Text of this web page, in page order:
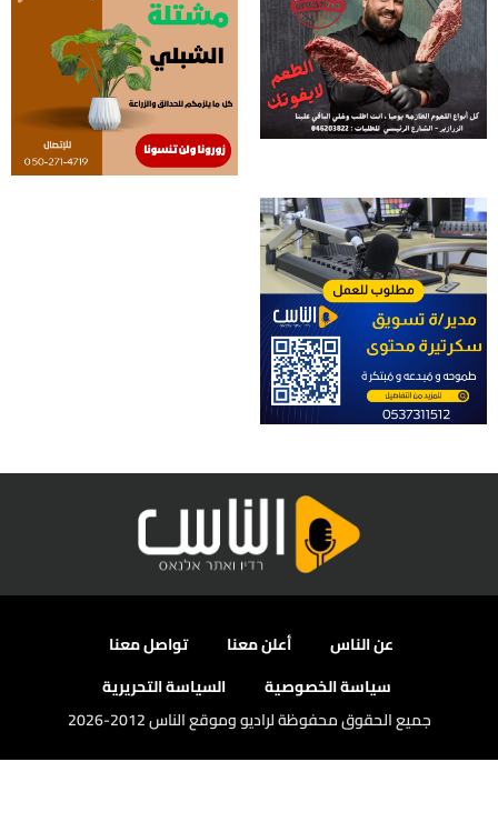
عن الناس أعلن معنا
تواصل معنا
سياسة الخصوصية
السياسة التحريرية
جميع الحقوق محفوظة لراديو وموقع الناس 2012-2026